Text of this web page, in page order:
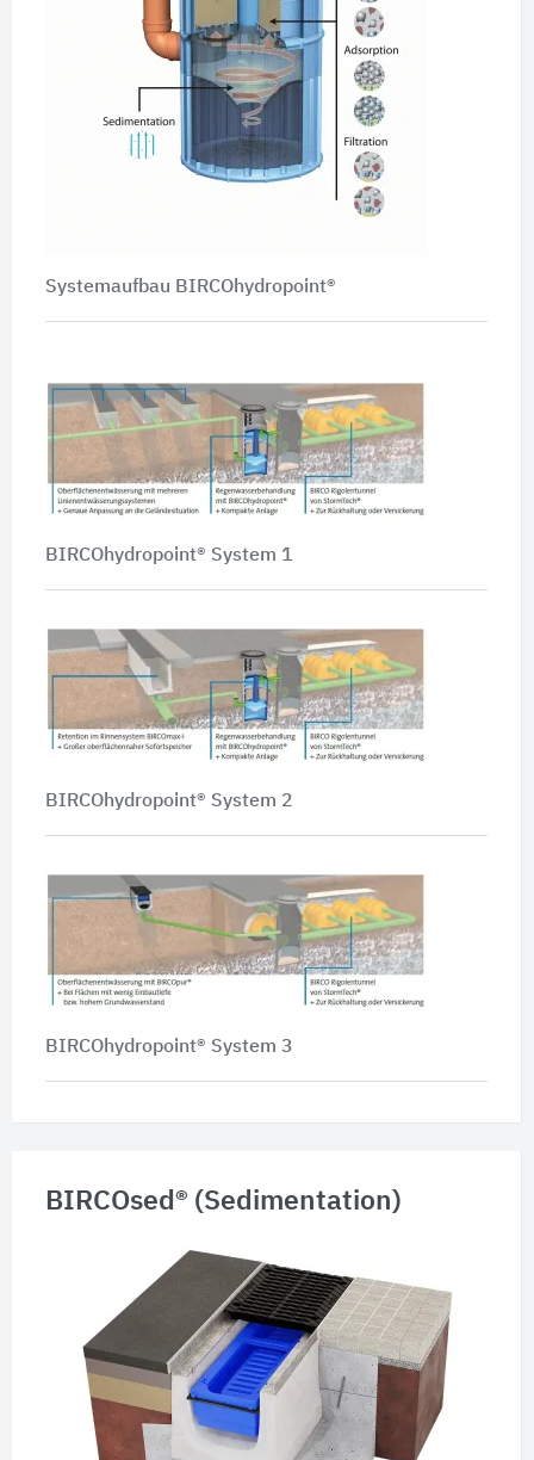
Systemaufbau BIRCOhydropoint®
BIRCOhydropoint® System 1
BIRCOhydropoint® System 2
BIRCOhydropoint® System 3
BIRCOsed® (Sedimentation)